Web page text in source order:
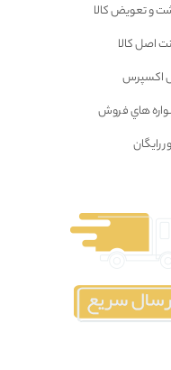
و تعويض کالا
اصل کالا
اکسپرس
هاي فروش
رايگان